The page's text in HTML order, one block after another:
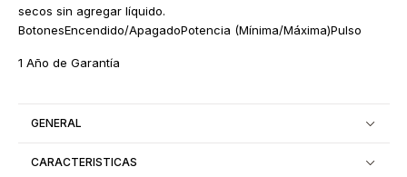
secos sin agregar líquido.
BotonesEncendido/ApagadoPotencia (Mínima/Máxima)Pulso
1 Año de Garantía
GENERAL
CARACTERISTICAS